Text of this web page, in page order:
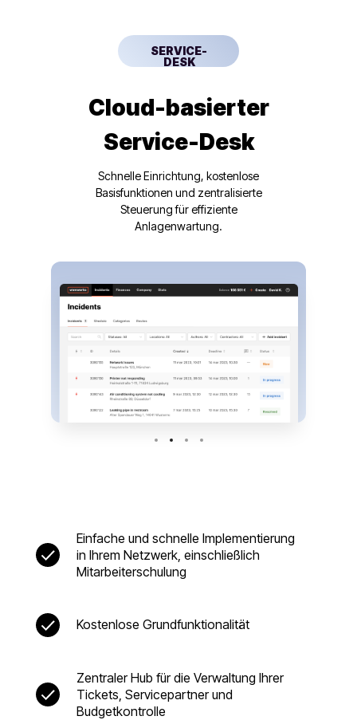
Cloud-basierter
Service-Desk
Schnelle Einrichtung, kostenlose
Basisfunktionen und zentralisierte
Steuerung für effiziente
Anlagenwartung.
SERVICE-
DESK
Einfache und schnelle Implementierung
in Ihrem Netzwerk, einschließlich
Mitarbeiterschulung
Kostenlose Grundfunktionalität
Zentraler Hub für die Verwaltung Ihrer
Tickets, Servicepartner und
Budgetkontrolle